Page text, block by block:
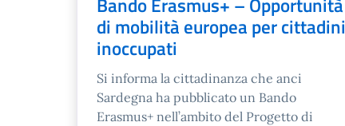
di mobilità europea per cittadini
inoccupati
Si informa la cittadinanza che anci
Sardegna ha pubblicato un Bando
Erasmus+ nell’ambito del Progetto di